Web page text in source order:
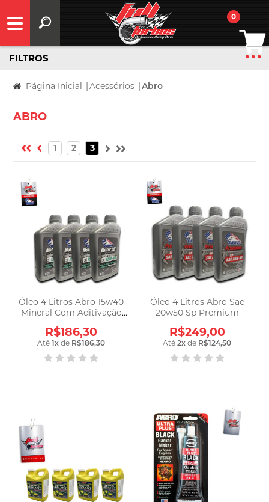
0
Página Inicial |Acessórios |Abro
FILTROS
ABRO
1 2 3
Óleo 4 Litros Abro 15w40
Mineral Com Aditivação
R$186,30
Até1x de R$186,30
Óleo 4 Litros Abro Sae
20w50 Sp Premium
R$249,00
Até2x de R$124,50